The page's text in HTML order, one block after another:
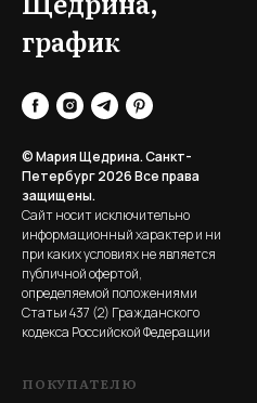
график
© Мария Щедрина. Санкт-
Петербург 2026Все права
защищены.
Сайт носит исключительно
информационный характер и ни
при каких условиях не является
публичной офертой,
определяемой положениями
Статьи 437 (2) Гражданского
кодекса Российской Федерации
ПОКУПАТЕЛЮ